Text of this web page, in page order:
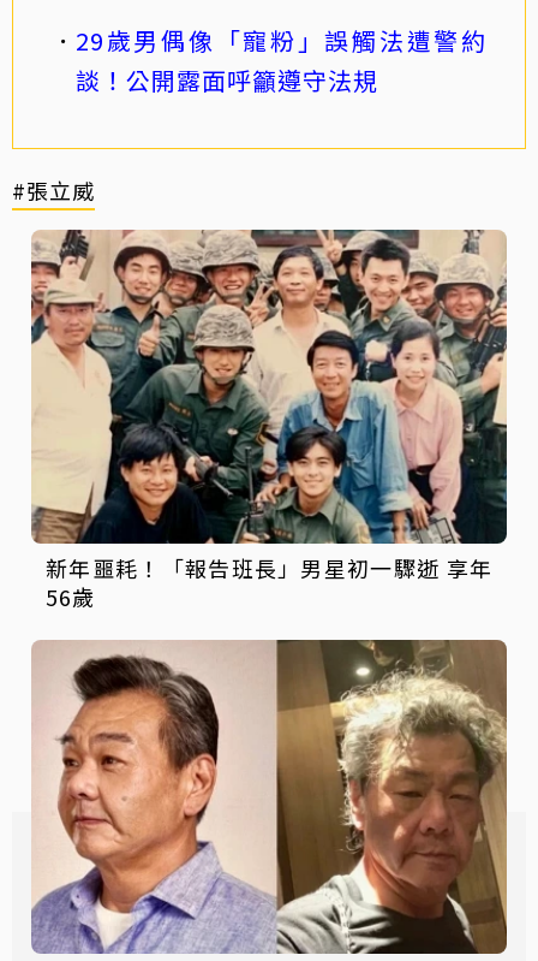
29歲男偶像「寵粉」誤觸法遭警約
談！公開露面呼籲遵守法規
#張立威
新年噩耗！「報告班長」男星初一驟逝 享年
56歲